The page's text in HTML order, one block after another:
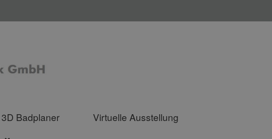
3D Badplaner
Virtuelle Ausstellung